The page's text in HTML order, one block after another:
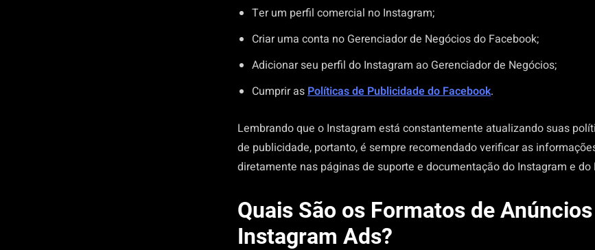
Ter um perfil comercial no Instagram;
Criar uma conta no Gerenciador de Negócios do Facebook;
Adicionar seu perfil do Instagram ao Gerenciador de Negócios;
Cumprir as Políticas de Publicidade do Facebook.
Lembrando que o Instagram está constantemente atualizando suas
de publicidade, portanto, é sempre recomendado verificar as
diretamente nas páginas de suporte e documentação do Instagram e do
Quais São os Formatos de
Instagram Ads?